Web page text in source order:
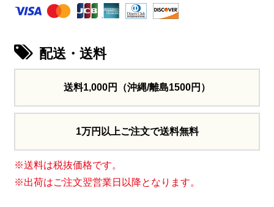
配送・送料
送料1,000円 （沖縄/離島1500円）
1万円以上ご注文で送料無料
※送料は税抜価格です。
※出荷はご注文翌営業日以降となります。